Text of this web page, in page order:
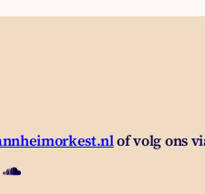
of volg ons
SoundCloud